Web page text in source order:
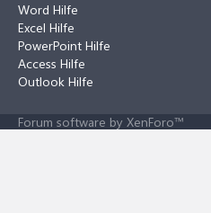
Word Hilfe
Excel Hilfe
PowerPoint Hilfe
Access Hilfe
Outlook Hilfe
Forum software by XenForo™